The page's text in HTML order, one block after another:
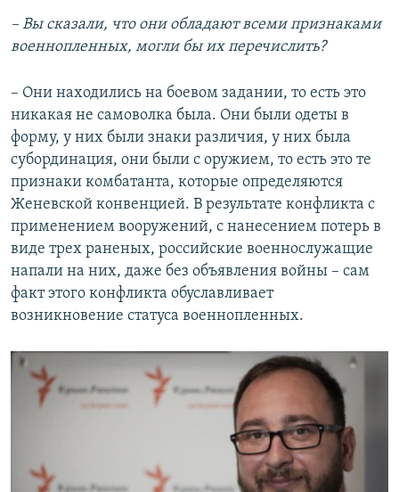
– Вы сказали, что они обладают всеми признаками
военнопленных, могли бы их перечислить?
– Они находились на боевом задании, то есть это
никакая не самоволка была. Они были одеты в
форму, у них были знаки различия, у них была
субординация, они были с оружием, то есть это те
признаки комбатанта, которые определяются
Женевской конвенцией. В результате конфликта с
применением вооружений, с нанесением потерь в
виде трех раненых, российские военнослужащие
напали на них, даже без объявления войны – сам
факт этого конфликта обуславливает
возникновение статуса военнопленных.